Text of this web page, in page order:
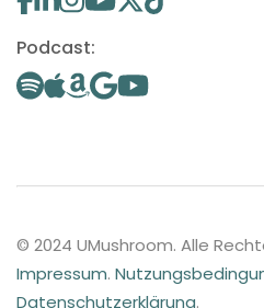
Podcast:
© 2024 UMushroom. Alle
Impressum.
Datenschutzerklärung.